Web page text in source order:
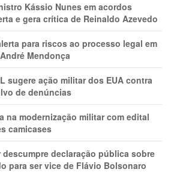
Kássio Nunes em acordos
e gera crítica de Reinaldo Azevedo
para riscos ao processo legal em
Mendonça
sugere ação militar dos EUA contra
de denúncias
na modernização militar com edital
camicases
descumpre declaração pública sobre
para ser vice de Flávio Bolsonaro